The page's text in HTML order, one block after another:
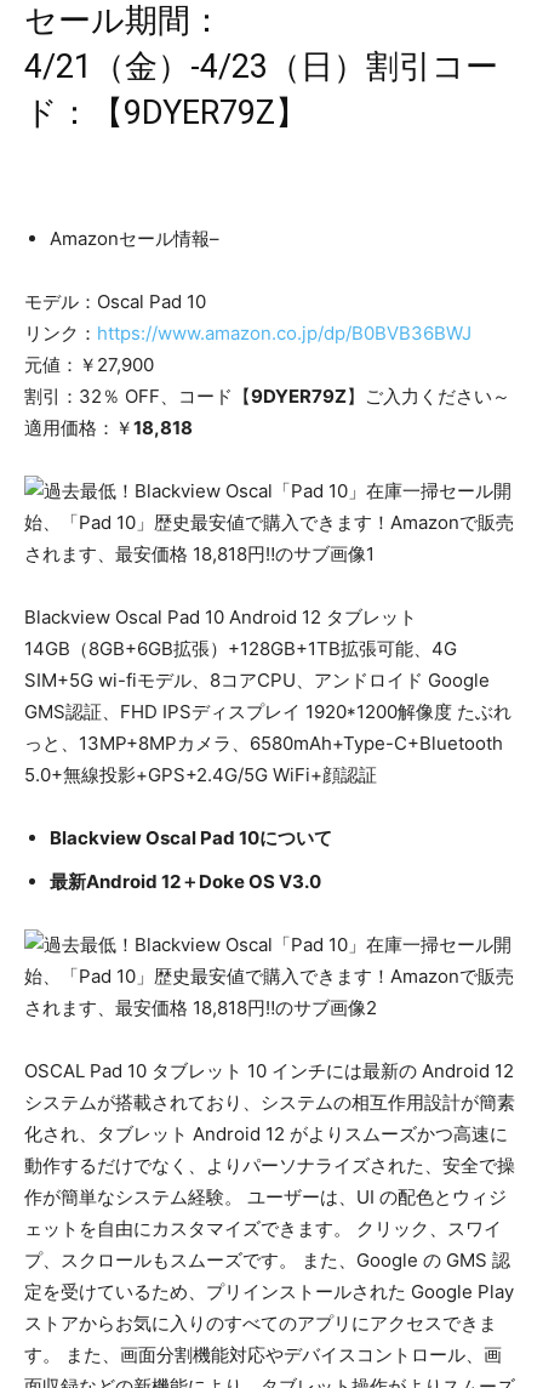
セール期間：
4/21（金）-4/23（日）割引コー
ド：【9DYER79Z】
​Amazonセール情報–
モデル：Oscal Pad 10
リンク： https://www.amazon.co.jp/dp/B0BVB36BWJ
元値：￥27,900
割引：32％ OFF、コード【9DYER79Z】ご入力ください～
適用価格：￥18,818
Blackview Oscal Pad 10 Android 12 タブレット
14GB（8GB+6GB拡張）+128GB+1TB拡張可能、4G
SIM+5G wi-fiモデル、8コアCPU、アンドロイド Google
GMS認証、FHD IPSディスプレイ 1920*1200解像度 たぶれ
っと、13MP+8MPカメラ、6580mAh+Type-C+Bluetooth
5.0+無線投影+GPS+2.4G/5G WiFi+顔認証
Blackview Oscal Pad 10について
最新Android 12＋Doke OS V3.0​
OSCAL Pad 10 タブレット 10 インチには最新の Android 12
システムが搭載されており、システムの相互作用設計が簡素
化され、タブレット Android 12 がよりスムーズかつ高速に
動作するだけでなく、よりパーソナライズされた、安全で操
作が簡単なシステム経験。 ユーザーは、UI の配色とウィジ
ェットを自由にカスタマイズできます。 クリック、スワイ
プ、スクロールもスムーズです。 また、Google の GMS 認
定を受けているため、プリインストールされた Google Play
ストアからお気に入りのすべてのアプリにアクセスできま
す。 また、画面分割機能対応やデバイスコントロール、画